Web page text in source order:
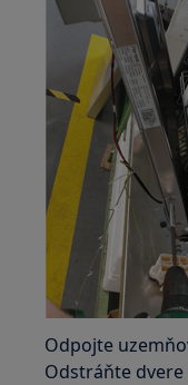
Odpojte
Odstráňte dvere